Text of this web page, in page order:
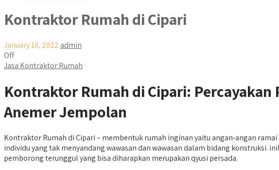
Kontraktor Rumah di Cipari
January 10, 2022 admin
Off
Jasa Kontraktor Rumah
Kontraktor Rumah di Cipari:
Anemer Jempolan
Kontraktor Rumah di Cipari – membentuk rumah inginan yaitu angan-angan
individu yang tak menyandang wawasan dan wawasan dalam bidang konstruksi.
pemborong terunggul yang bisa diharapkan merupakan qyusi persada.